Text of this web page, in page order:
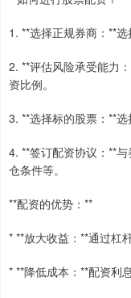
1. **选择正规券商：**
2. **评估风险承受能力
资比例。
3. **选择标的股票：**选
4. **签订配资协议：**
仓条件等。
**配资的优势：**
* **放大收益：**通过杠
* **降低成本：**配资利